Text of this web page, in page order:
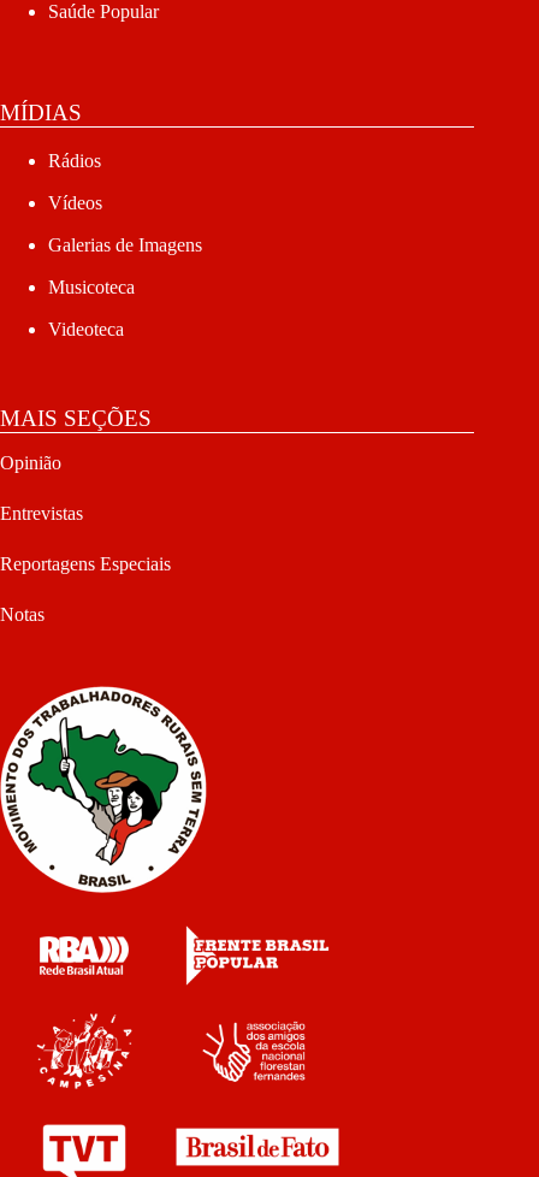
Saúde Popular
MÍDIAS
Rádios
Vídeos
Galerias de Imagens
Musicoteca
Videoteca
MAIS SEÇÕES
Opinião
Entrevistas
Reportagens Especiais
Notas